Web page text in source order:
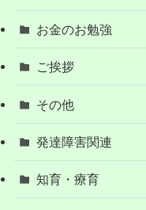
お金のお勉強
ご挨拶
その他
発達障害関連
知育・療育